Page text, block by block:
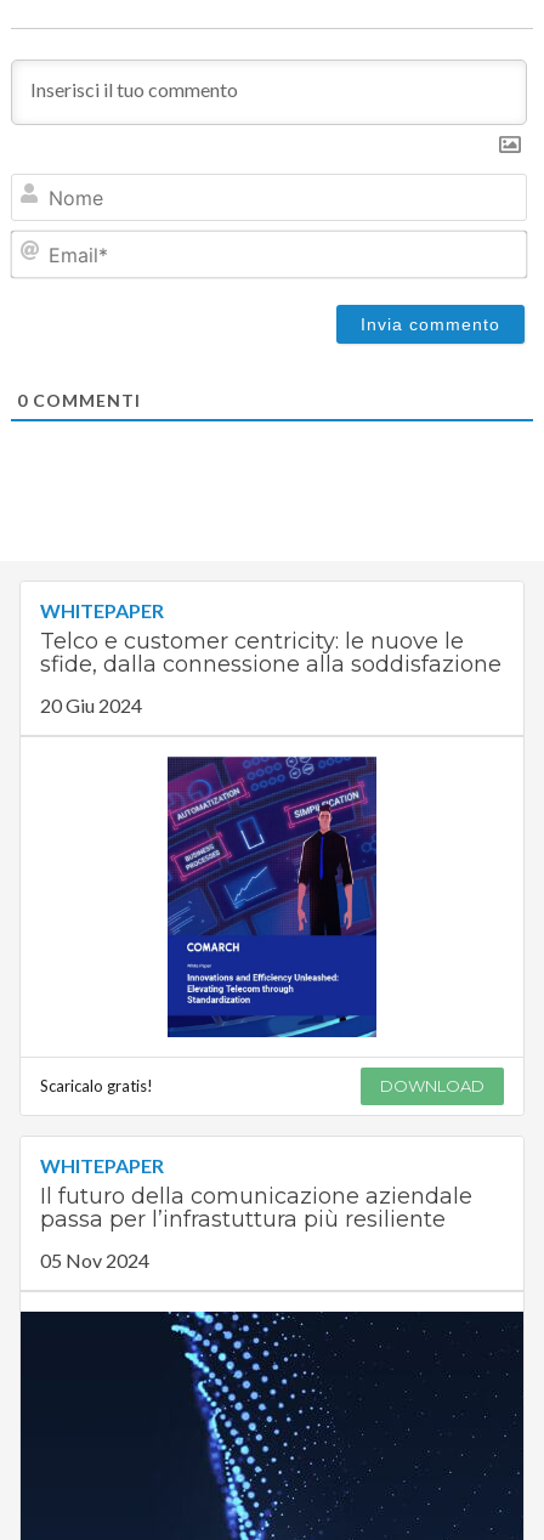
0COMMENTI
WHITEPAPER
Telco e customer centricity: le nuove le
sfide, dalla connessione alla soddisfazione
20 Giu 2024
Scaricalo gratis! DOWNLOAD
WHITEPAPER
Il futuro della comunicazione aziendale
passa per l’infrastuttura più resiliente
05 Nov 2024